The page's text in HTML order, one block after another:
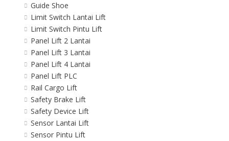
Guide Shoe
Limit Switch Lantai Lift
Limit Switch Pintu Lift
Panel Lift 2 Lantai
Panel Lift 3 Lantai
Panel Lift 4 Lantai
Panel Lift PLC
Rail Cargo Lift
Safety Brake Lift
Safety Device Lift
Sensor Lantai Lift
Sensor Pintu Lift